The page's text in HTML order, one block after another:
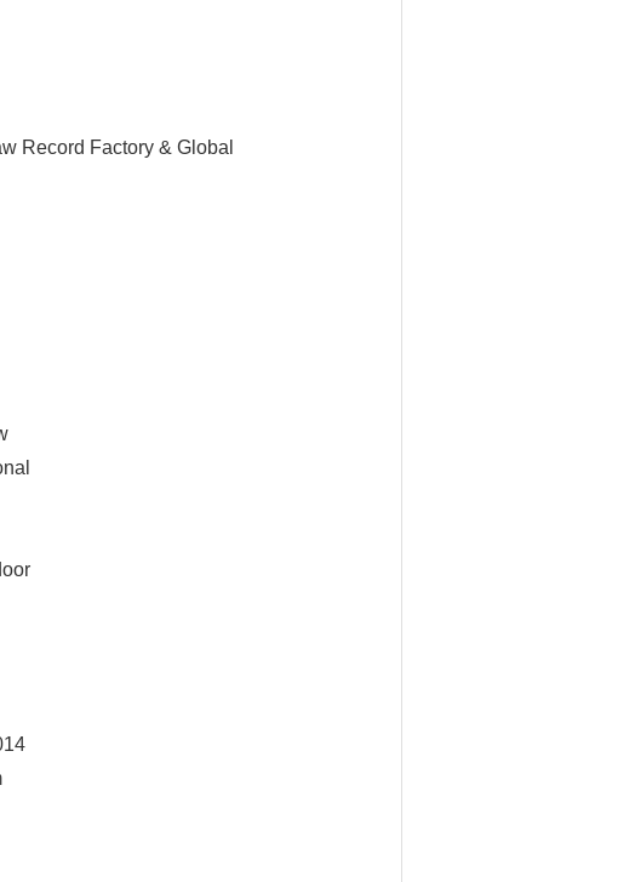
Record Factory & Global